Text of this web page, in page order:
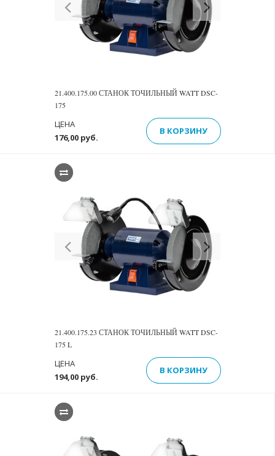
21.400.175.00 СТАНОК ТОЧИЛЬНЫЙ WATT DSC-
175
176,00 руб.
ЦЕНА
В КОРЗИНУ
Previous Next
21.400.175.23 СТАНОК ТОЧИЛЬНЫЙ WATT DSC-
175 L
194,00 руб.
ЦЕНА
В КОРЗИНУ